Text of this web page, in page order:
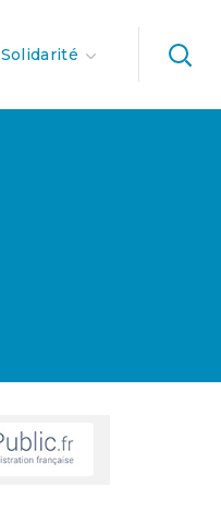
Solidarité